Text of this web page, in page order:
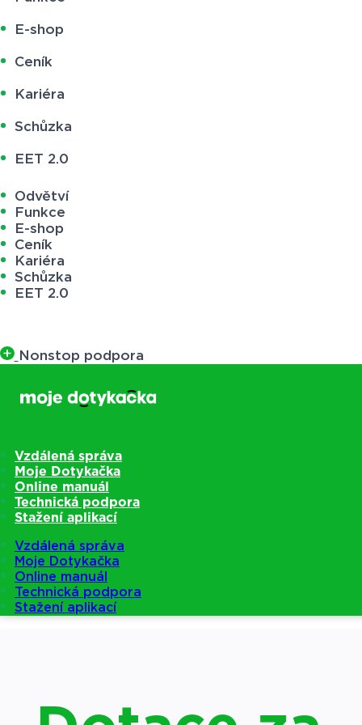
E-shop
Ceník
Kariéra
Schůzka
EET 2.0
Odvětví
Funkce
E-shop
Ceník
Kariéra
Schůzka
EET 2.0
Nonstop podpora
Vzdálená správa
Moje Dotykačka
Online manuál
Technická podpora
Stažení aplikací
Vzdálená správa
Moje Dotykačka
Online manuál
Technická podpora
Stažení aplikací